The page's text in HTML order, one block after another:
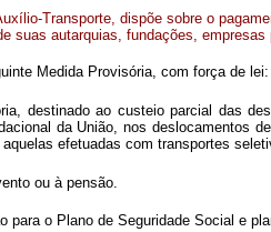
Transporte, dispõe sobre o
suas autarquias, fundações,
Medida Provisória, com força de lei:
destinado ao custeio parcial das
da União, nos deslocamentos
efetuadas com transportes
ou à pensão.
o Plano de Seguridade Social e